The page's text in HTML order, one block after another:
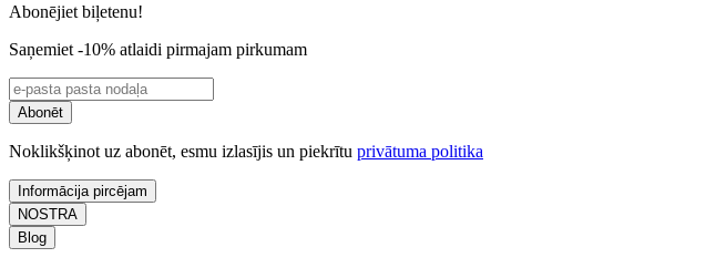
Abonējiet biļetenu!
Saņemiet -10% atlaidi pirmajam pirkumam
Abonēt
Noklikšķinot uz abonēt, esmu izlasījis un piekrītu privātuma politika
Informācija pircējam
NOSTRA
Blog